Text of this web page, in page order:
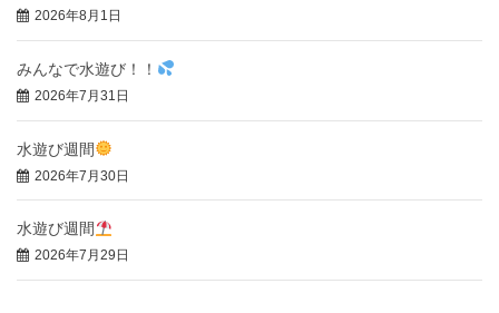
2026年8月1日
みんなで水遊び！！
2026年7月31日
水遊び週間
2026年7月30日
水遊び週間
2026年7月29日